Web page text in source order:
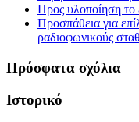
Προς υλοποίηση
Προσπάθεια για
ραδιοφωνικούς
Πρόσφατα σχόλια
Ιστορικό